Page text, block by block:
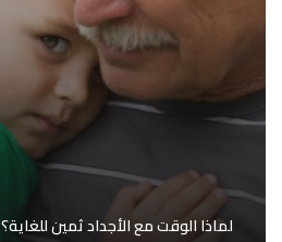
لماذا الوقت مع الأجداد ثمين للغاية؟